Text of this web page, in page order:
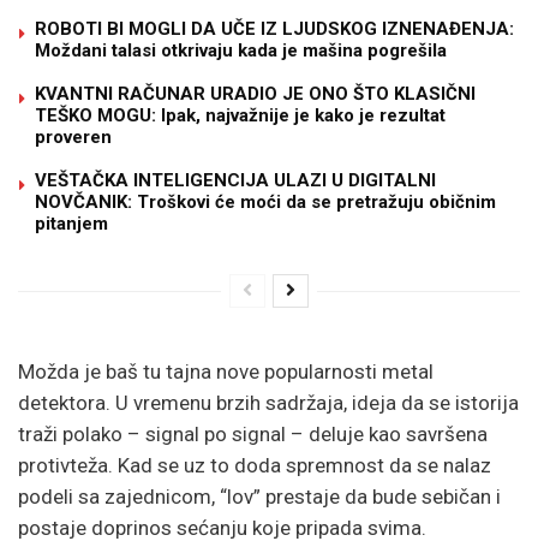
ROBOTI BI MOGLI DA UČE IZ LJUDSKOG IZNENAĐENJA:
Moždani talasi otkrivaju kada je mašina pogrešila
KVANTNI RAČUNAR URADIO JE ONO ŠTO KLASIČNI
TEŠKO MOGU: Ipak, najvažnije je kako je rezultat
proveren
VEŠTAČKA INTELIGENCIJA ULAZI U DIGITALNI
NOVČANIK: Troškovi će moći da se pretražuju običnim
pitanjem
Možda je baš tu tajna nove popularnosti metal
detektora. U vremenu brzih sadržaja, ideja da se istorija
traži polako – signal po signal – deluje kao savršena
protivteža. Kad se uz to doda spremnost da se nalaz
podeli sa zajednicom, “lov” prestaje da bude sebičan i
postaje doprinos sećanju koje pripada svima.